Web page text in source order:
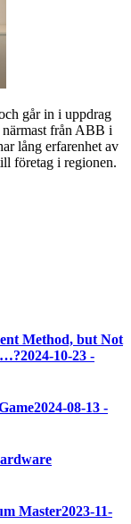
går in i uppdrag
närmast från ABB i
lång erfarenhet av
företag i regionen.
Method, but Not
2024-10-23 -
2024-08-13 -
Master2023-11-